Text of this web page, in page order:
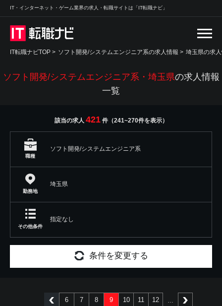
IT・インターネット・ゲーム業界の求人・転職サイトは「IT転職ナビ」
IT転職ナビTOP > ソフト開発/システムエンジニア系の求人情報 > 埼玉県の求
ソフト開発/システムエンジニア系・埼玉県の求人情報
一覧
該当の求人 421件（241~270件を表示）
職種
ソフト開発/システムエンジニア系
勤務地
埼玉県
その他条件
指定なし
条件を変更する
6 7 8 9 10 11 12